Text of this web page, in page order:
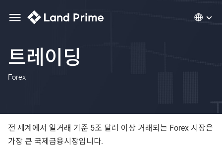
트레이딩
Forex
전 세계에서 일거래 기준 5조 달러 이상 거래되는 Forex 시장은
가장 큰 국제금융시장입니다.